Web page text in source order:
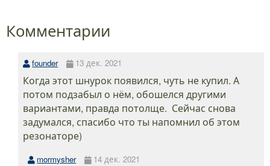
Комментарии
founder 13 дек. 2021
Когда этот шнурок появился, чуть не купил. А
потом подзабыл о нём, обошелся другими
вариантами, правда потолще. Сейчас снова
задумался, спасибо что ты напомнил об этом
резонаторе)
mormysher 14 дек. 2021